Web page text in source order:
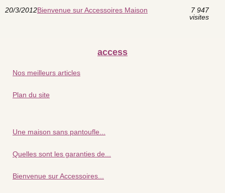
20/3/2012Bienvenue sur Accessoires Maison
7 947
visites
access
Nos meilleurs articles
Plan du site
Une maison sans pantoufle...
Quelles sont les garanties de...
Bienvenue sur Accessoires...